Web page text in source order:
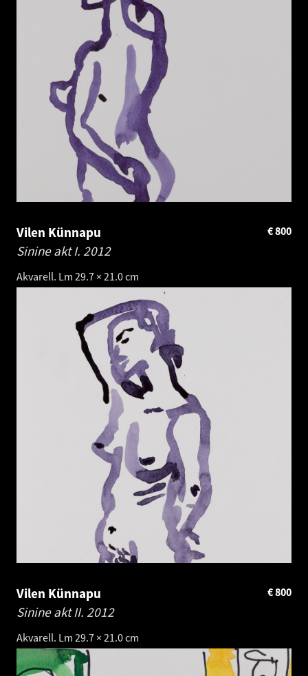
Vilen Künnapu
Sinine akt I. 2012
Akvarell. Lm 29.7 × 21.0 cm
800
€
Vilen Künnapu
Sinine akt II. 2012
Akvarell. Lm 29.7 × 21.0 cm
800
€